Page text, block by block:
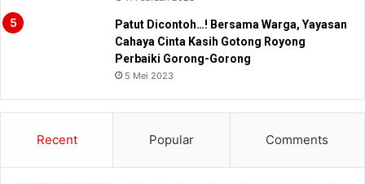
Patut Dicontoh…! Bersama Warga, Yayasan
Cahaya Cinta Kasih Gotong Royong
Perbaiki Gorong-Gorong
5 Mei 2023
Recent Popular Comments